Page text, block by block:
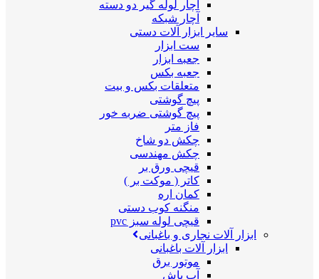
آچار لوله گیر دو دسته
آچار شبکه
سایر ابزار آلات دستی
ست ابزار
جعبه ابزار
جعبه بکس
متعلقات بکس و بیت
پیچ گوشتی
پیچ گوشتی ضربه خور
فاز متر
چکش دو شاخ
چکش مهندسی
قیچی ورق بر
کاتر ( موکت بر )
کمان اره
منگنه کوب دستی
قیچی لوله سبز pvc
ابزار آلات نجاری و باغبانی
ابزار آلات باغبانی
موتور برق
آب پاش